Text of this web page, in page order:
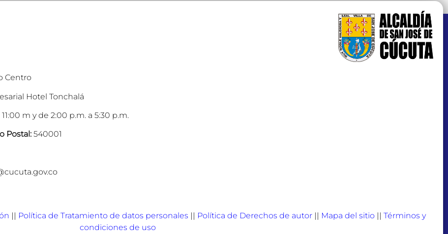
Centro
Hotel Tonchalá
m y de 2:00 p.m. a 5:30 p.m.
Postal: 540001
|| Política de Tratamiento de datos personales || Política de Derechos de autor || Mapa del sitio || Términos y
condiciones de uso